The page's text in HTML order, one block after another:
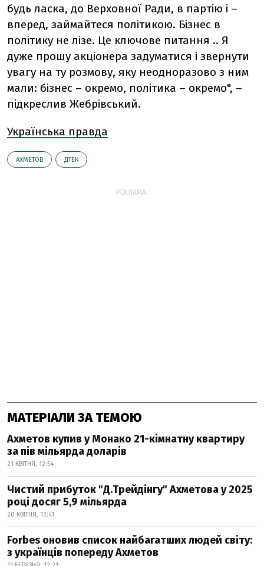
будь ласка, до Верховної Ради, в партію і –
вперед, займайтеся політикою. Бізнес в
політику не лізе. Це ключове питання .. Я
дуже прошу акціонера задуматися і звернути
увагу на ту розмову, яку неодноразово з ним
мали: бізнес – окремо, політика – окремо", –
підкреслив Жебрівський.
Українська правда
АХМЕТОВ ДТЕК
РЕКЛАМА:
МАТЕРІАЛИ ЗА ТЕМОЮ
Ахметов купив у Монако 21-кімнатну квартиру
за пів мільярда доларів
21 КВІТНЯ, 12:54
Чистий прибуток "Д.Трейдінгу" Ахметова у 2025
році досяг 5,9 мільярда
20 КВІТНЯ, 13:41
Forbes оновив список найбагатших людей світу:
з українців попереду Ахметов